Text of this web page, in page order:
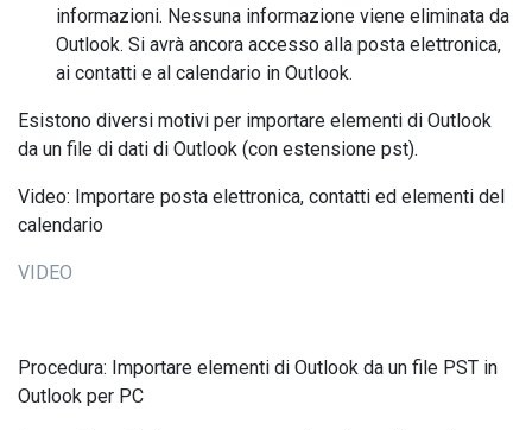
informazioni. Nessuna informazione viene eliminata da
Outlook. Si avrà ancora accesso alla posta elettronica,
ai contatti e al calendario in Outlook.
Esistono diversi motivi per importare elementi di Outlook
da un file di dati di Outlook (con estensione pst).
Video: Importare posta elettronica, contatti ed elementi del
calendario
VIDEO
Procedura: Importare elementi di Outlook da un file PST in
Outlook per PC